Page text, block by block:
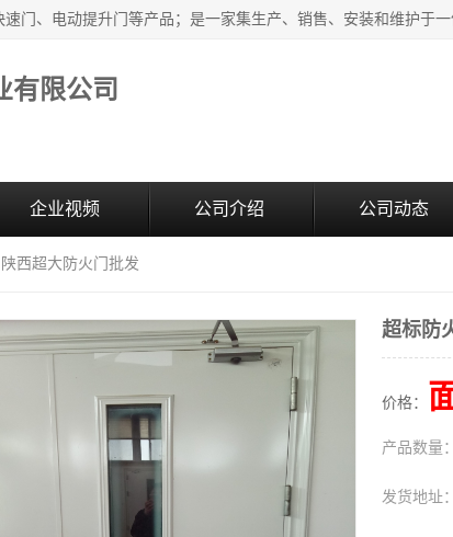
有限公司
企业视频 公司介绍 公司动态
西超大防火门批发
超标防
价格：
产品数量：
发货地址：